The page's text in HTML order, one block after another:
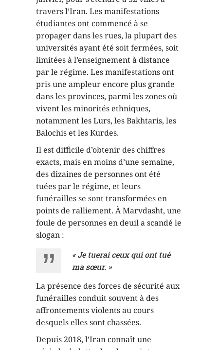
travers l’Iran. Les manifestations
étudiantes ont commencé à se
propager dans les rues, la plupart des
universités ayant été soit fermées, soit
limitées à l’enseignement à distance
par le régime. Les manifestations ont
pris une ampleur encore plus grande
dans les provinces, parmi les zones où
vivent les minorités ethniques,
notamment les Lurs, les Bakhtaris, les
Balochis et les Kurdes.
Il est difficile d’obtenir des chiffres
exacts, mais en moins d’une semaine,
des dizaines de personnes ont été
tuées par le régime, et leurs
funérailles se sont transformées en
points de ralliement. À Marvdasht, une
foule de personnes en deuil a scandé le
slogan :
« Je tuerai ceux qui ont tué
ma sœur. »
La présence des forces de sécurité aux
funérailles conduit souvent à des
affrontements violents au cours
desquels elles sont chassées.
Depuis 2018, l’Iran connaît une